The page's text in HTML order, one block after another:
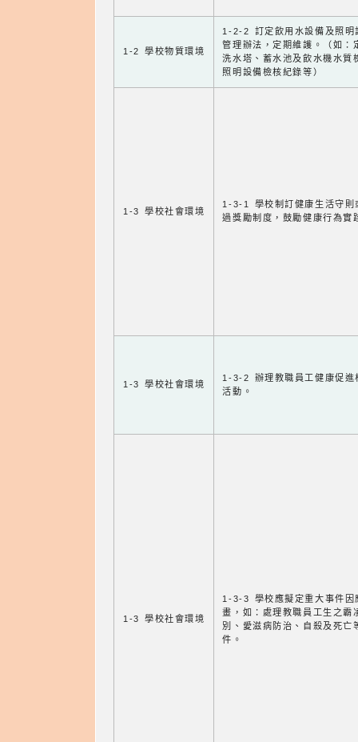
1-2 學校物質環境
1-2-2 訂定飲用水設備及照明
管理辦法，定期維護。（如：
洗水塔、蓄水池及飲水機水質
照明設備檢核紀錄等）
1-3 學校社會環境
1-3-1 學校制訂健康生活守則
過獎勵制度，鼓勵健康行為實
1-3 學校社會環境
1-3-2 辦理教職員工健康促進
活動。
1-3 學校社會環境
1-3-3 學校應擬定重大事件因
畫，如：處理教職員工生之霸
別、愛滋病防治、自殺及死亡
件。